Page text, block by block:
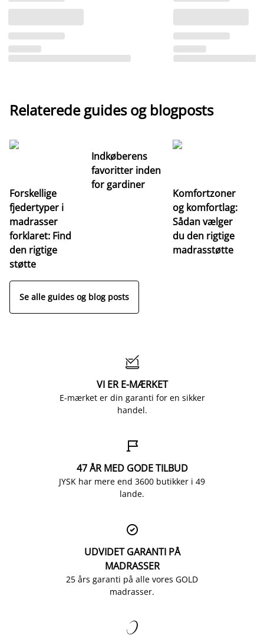
Relaterede guides og blogposts
Forskellige
fjedertyper i
madrasser
forklaret: Find
den rigtige
støtte
Indkøberens
favoritter inden
for gardiner
Komfortzoner
og komfortlag:
Sådan vælger
du den rigtige
madrasstøtte
Se alle guides og blog posts

VI ER E-MÆRKET
E-mærket er din garanti for en sikker
handel.

47 ÅR MED GODE TILBUD
JYSK har mere end 3600 butikker i 49
lande.

UDVIDET GARANTI PÅ
MADRASSER
25 års garanti på alle vores GOLD
madrasser.
